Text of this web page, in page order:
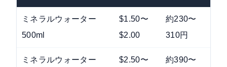
ミネラルウォーター
500ml
$1.50〜
$2.00
約230〜
310円
ミネラルウォーター
$2.50〜
約390〜